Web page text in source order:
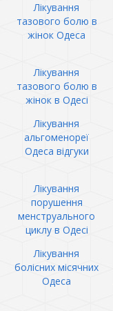
Лікування
тазового болю в
жінок Одеса
Лікування
тазового болю в
жінок в Одесі
Лікування
альгоменореї
Одеса відгуки
Лікування
порушення
менструального
циклу в Одесі
Лікування
болісних місячних
Одеса